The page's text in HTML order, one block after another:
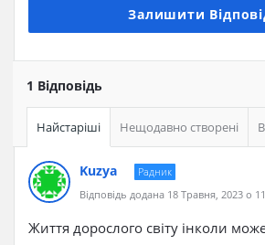
Залишити
1 Відповідь
Найстаріші Нещодавно створені
Kuzya
Радник
Відповідь додана 18 Травня, 2023 о
Життя дорослого світу інколи